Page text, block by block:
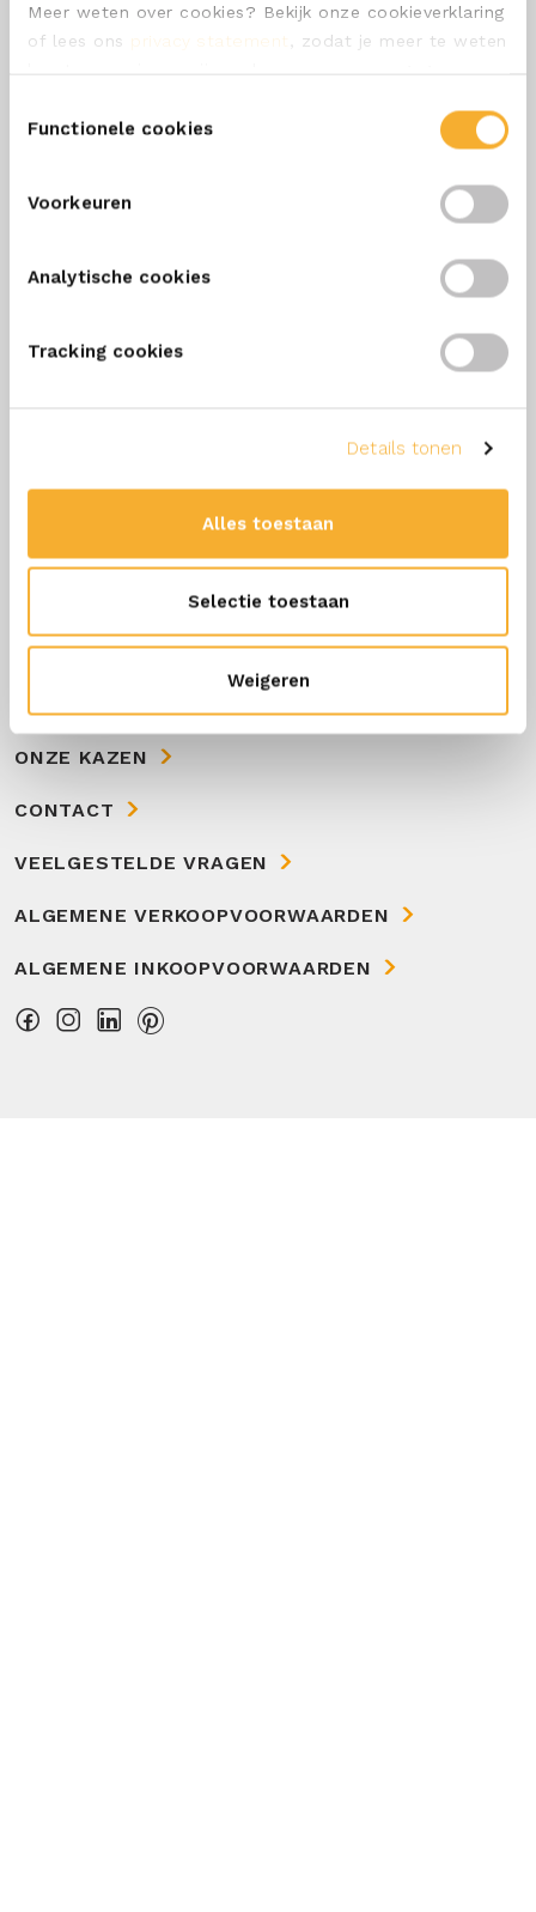
Meer weten over cookies? Bekijk onze cookieverklaring
of lees ons privacy statement
, zodat je meer te weten
Functionele cookies
Voorkeuren
Analytische cookies
Tracking cookies
Details tonen
Alles toestaan
Selectie toestaan
Weigeren
OVER ONS
ONZE KAZEN
CONTACT
VEELGESTELDE VRAGEN
ALGEMENE VERKOOPVOORWAARDEN
ALGEMENE INKOOPVOORWAARDEN
Wil jij de lekkerste recepten met
SCHRIJF ME IN